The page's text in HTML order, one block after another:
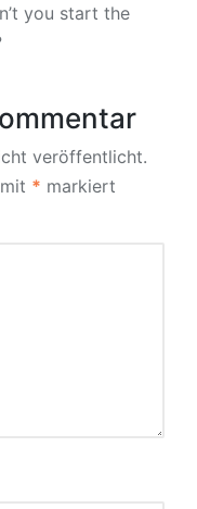
you start the
veröffentlicht.
* markiert